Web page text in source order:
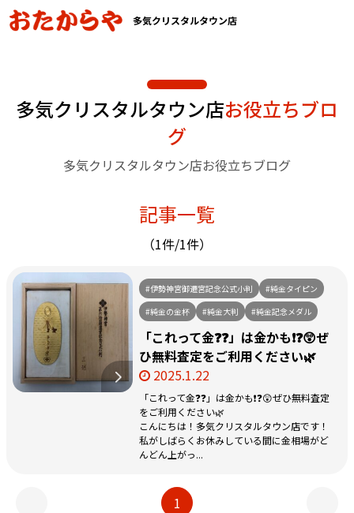
多気クリスタルタウン店
多気クリスタルタウン店お役立ちブロ
グ
多気クリスタルタウン店お役立ちブログ
記事一覧
（1件/1件）
#伊勢神宮御遷宮記念公式小判
#純金タイピン
#純金の金杯
#純金大判 #純金記念メダル
「これって金❓❓」は金かも❗❓😲ぜ
ひ無料査定をご利用ください🌿
2025.1.22
「これって金❓❓」は金かも❗❓😲ぜひ無料査定
をご利用ください🌿
こんにちは！多気クリスタルタウン店です！
私がしばらくお休みしている間に金相場がど
んどん上がっ...
1